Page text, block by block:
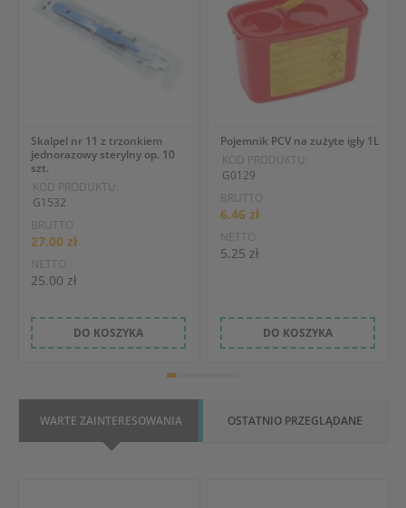
Skalpel nr 11 z trzonkiem
jednorazowy sterylny op. 10
szt.
KOD PRODUKTU:
G1532
BRUTTO
27.00 zł
NETTO
25.00 zł
DO KOSZYKA
Pojemnik PCV na zużyte igły 1L
KOD PRODUKTU:
G0129
BRUTTO
6.46 zł
NETTO
5.25 zł
DO KOSZYKA
WARTE ZAINTERESOWANIA OSTATNIO PRZEGLĄDANE